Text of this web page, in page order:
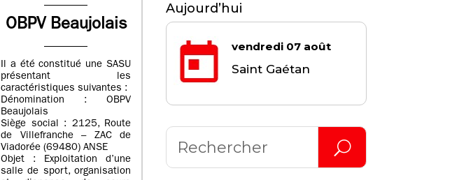
OBPV Beaujolais
Il a été constitué une SASU
présentant les
caractéristiques suivantes :
Dénomination : OBPV
Beaujolais
Siège social : 2125, Route
de Villefranche – ZAC de
Viadorée (69480) ANSE
Objet : Exploitation d’une
salle de sport, organisation
Aujourd’hui
vendredi 07 août
Saint Gaétan